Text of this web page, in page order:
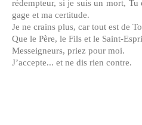
rédempteur, si je suis un mort,
gage et ma certitude.
Je ne crains plus, car tout est de
Que le Père, le Fils et le Saint-
Messeigneurs, priez pour moi.
J’accepte... et ne dis rien contre.